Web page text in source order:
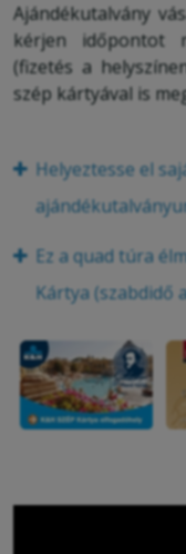
Ajándékutalvány
kérjen időpontot
(fizetés a
szép kártyával is
Helyeztesse el
Ez a quad túra
Kártya (szabdidő